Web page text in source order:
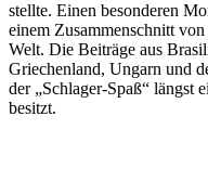
stellte. Einen besonderen
einem Zusammenschnitt
Welt. Die Beiträge aus
Griechenland, Ungarn und
der „Schlager-Spaß“ längst
besitzt.